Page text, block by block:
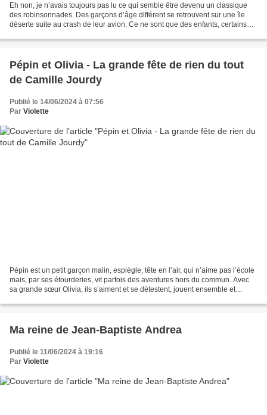
Eh non, je n’avais toujours pas lu ce qui semble être devenu un classique
des robinsonnades. Des garçons d’âge différent se retrouvent sur une île
déserte suite au crash de leur avion. Ce ne sont que des enfants, certains
Pépin et Olivia - La grande fête de rien du tout
de Camille Jourdy
Publié le 14/06/2024 à 07:56
Par Violette
Pépin est un petit garçon malin, espiègle, tête en l’air, qui n’aime pas l’école
mais, par ses étourderies, vit parfois des aventures hors du commun. Avec
sa grande sœur Olivia, ils s’aiment et se détestent, jouent ensemble et
Ma reine de Jean-Baptiste Andrea
Publié le 11/06/2024 à 19:16
Par Violette